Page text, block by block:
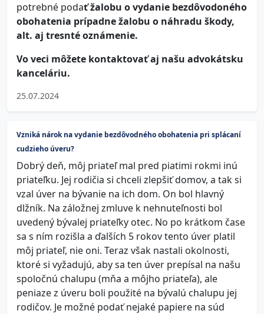
potrebné podať žalobu o vydanie bezdôvodoného
obohatenia prípadne žalobu o náhradu škody,
alt. aj tresnté oznámenie.
Vo veci môžete kontaktovať aj našu advokátsku
kanceláriu.
25.07.2024
Vzniká nárok na vydanie bezdôvodného obohatenia pri splácaní
cudzieho úveru?
Dobrý deň, môj priateľ mal pred piatimi rokmi inú
priateľku. Jej rodičia si chceli zlepšiť domov, a tak si
vzal úver na bývanie na ich dom. On bol hlavný
dlžník. Na záložnej zmluve k nehnuteľnosti bol
uvedený bývalej priateľky otec. No po krátkom čase
sa s ním rozišla a ďalších 5 rokov tento úver platil
môj priateľ, nie oni. Teraz však nastali okolnosti,
ktoré si vyžadujú, aby sa ten úver prepísal na našu
spoločnú chalupu (mňa a môjho priateľa), ale
peniaze z úveru boli použité na bývalú chalupu jej
rodičov. Je možné podať nejaké papiere na súd